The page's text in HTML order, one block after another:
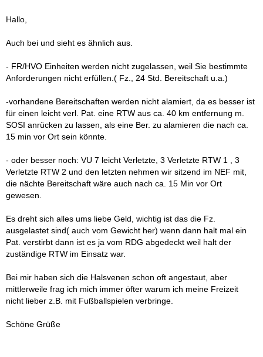
Hallo,
Auch bei und sieht es ähnlich aus.
- FR/HVO Einheiten werden nicht zugelassen, weil Sie bestimmte
Anforderungen nicht erfüllen.( Fz., 24 Std. Bereitschaft u.a.)
-vorhandene Bereitschaften werden nicht alamiert, da es besser ist
für einen leicht verl. Pat. eine RTW aus ca. 40 km entfernung m.
SOSI anrücken zu lassen, als eine Ber. zu alamieren die nach ca.
15 min vor Ort sein könnte.
- oder besser noch: VU 7 leicht Verletzte, 3 Verletzte RTW 1 , 3
Verletzte RTW 2 und den letzten nehmen wir sitzend im NEF mit,
die nächte Bereitschaft wäre auch nach ca. 15 Min vor Ort
gewesen.
Es dreht sich alles ums liebe Geld, wichtig ist das die Fz.
ausgelastet sind( auch vom Gewicht her) wenn dann halt mal ein
Pat. verstirbt dann ist es ja vom RDG abgedeckt weil halt der
zuständige RTW im Einsatz war.
Bei mir haben sich die Halsvenen schon oft angestaut, aber
mittlerweile frag ich mich immer öfter warum ich meine Freizeit
nicht lieber z.B. mit Fußballspielen verbringe.
Schöne Grüße